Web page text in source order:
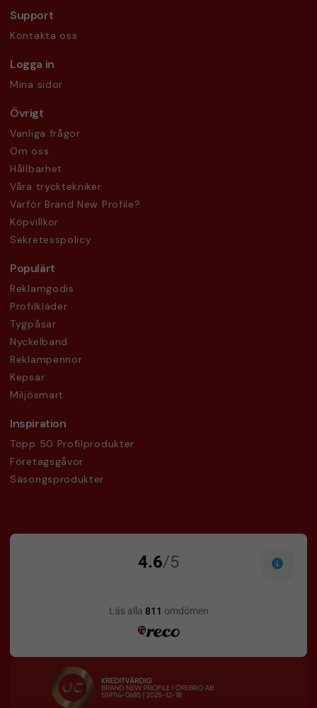
Support
Kontakta oss
Logga in
Mina sidor
Övrigt
Vanliga frågor
Om oss
Hållbarhet
Våra trycktekniker
Varför Brand New Profile?
Köpvillkor
Sekretesspolicy
Populärt
Reklamgodis
Profilkläder
Tygpåsar
Nyckelband
Reklampennor
Kepsar
Miljösmart
Inspiration
Topp 50 Profilprodukter
Företagsgåvor
Säsongsprodukter